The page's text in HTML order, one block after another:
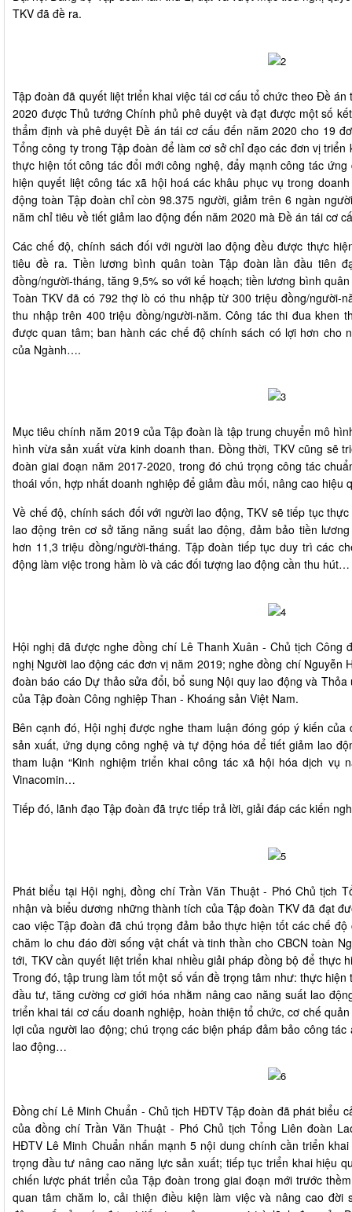
TKV đã đề ra.
Tập đoàn đã quyết liệt triển khai việc tái cơ cấu tổ chức theo Đề
2020 được Thủ tướng Chính phủ phê duyệt và đạt được một số
thẩm định và phê duyệt Đề án tái cơ cấu đến năm 2020 cho 19
Tổng công ty trong Tập đoàn để làm cơ sở chỉ đạo các đơn vị
thực hiện tốt công tác đổi mới công nghệ, đẩy mạnh công tác
hiện quyết liệt công tác xã hội hoá các khâu phục vụ trong
động toàn Tập đoàn chỉ còn 98.375 người, giảm trên 6 ngàn
năm chỉ tiêu về tiết giảm lao động đến năm 2020 mà Đề án tái cơ
Các chế độ, chính sách đối với người lao động đều được thực
tiêu đề ra. Tiền lương bình quân toàn Tập đoàn lần đầu tiên
đồng/người-tháng, tăng 9,5% so với kế hoạch; tiền lương bình
Toàn TKV đã có 792 thợ lò có thu nhập từ 300 triệu đồng/người-
thu nhập trên 400 triệu đồng/người-năm. Công tác thi đua khen
được quan tâm; ban hành các chế độ chính sách có lợi hơn cho
của Ngành….
Mục tiêu chính năm 2019 của Tập đoàn là tập trung chuyển mô
hình vừa sản xuất vừa kinh doanh than. Đồng thời, TKV cũng sẽ
đoàn giai đoạn năm 2017-2020, trong đó chú trọng công tác
thoái vốn, hợp nhất doanh nghiệp để giảm đầu mối, nâng cao hiệu
Về chế độ, chính sách đối với người lao động, TKV sẽ tiếp tục
lao động trên cơ sở tăng năng suất lao động, đảm bảo tiền
hơn 11,3 triệu đồng/người-tháng. Tập đoàn tiếp tục duy trì các
động làm việc trong hầm lò và các đối tượng lao động cần thu hút…
Hội nghị đã được nghe đồng chí Lê Thanh Xuân - Chủ tịch Công
nghị Người lao động các đơn vị năm 2019; nghe đồng chí Nguyễn
đoàn báo cáo Dự thảo sửa đổi, bổ sung Nội quy lao động và
của Tập đoàn Công nghiệp Than - Khoáng sản Việt Nam.
Bên cạnh đó, Hội nghị được nghe tham luận đóng góp ý kiến
sản xuất, ứng dụng công nghệ và tự động hóa để tiết giảm lao
tham luận “Kinh nghiệm triển khai công tác xã hội hóa dịch vụ
Vinacomin…
Tiếp đó, lãnh đạo Tập đoàn đã trực tiếp trả lời, giải đáp các kiến
Phát biểu tại Hội nghị, đồng chí Trần Văn Thuật - Phó Chủ tịch
nhận và biểu dương những thành tích của Tập đoàn TKV đã đạt
cao việc Tập đoàn đã chú trọng đảm bảo thực hiện tốt các chế
chăm lo chu đáo đời sống vật chất và tinh thần cho CBCN toàn
tới, TKV cần quyết liệt triển khai nhiều giải pháp đồng bộ để thực
Trong đó, tập trung làm tốt một số vấn đề trọng tâm như: thực
đầu tư, tăng cường cơ giới hóa nhằm nâng cao năng suất lao
triển khai tái cơ cấu doanh nghiệp, hoàn thiện tổ chức, cơ chế
lợi của người lao động; chú trọng các biện pháp đảm bảo công
lao động…
Đồng chí Lê Minh Chuẩn - Chủ tịch HĐTV Tập đoàn đã phát biểu
của đồng chí Trần Văn Thuật - Phó Chủ tịch Tổng Liên đoàn
HĐTV Lê Minh Chuẩn nhấn mạnh 5 nội dung chính cần triển
trọng đầu tư nâng cao năng lực sản xuất; tiếp tục triển khai hiệu
chiến lược phát triển của Tập đoàn trong giai đoạn mới trước
quan tâm chăm lo, cải thiện điều kiện làm việc và nâng cao đời